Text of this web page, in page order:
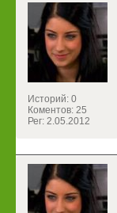
Историй: 0
Коментов: 25
Рег: 2.05.2012